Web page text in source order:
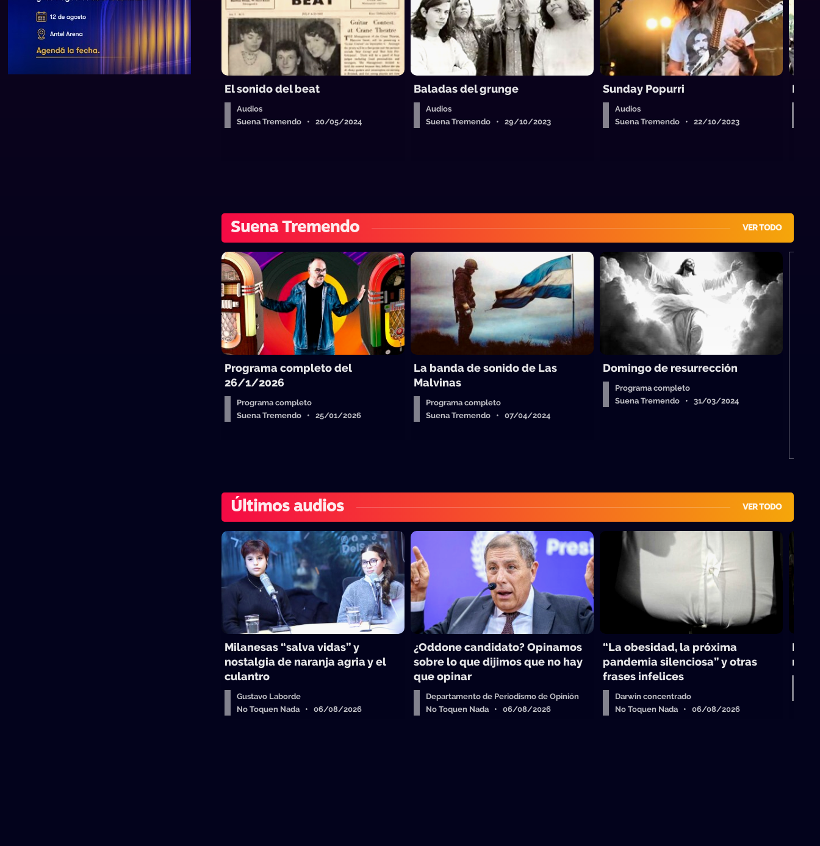
El sonido del beat
Audios
Suena Tremendo • 20/05/2024
Baladas del grunge
Audios
Suena Tremendo • 29/10/2023
Sunday Popurri
Audios
Suena Tremendo • 22/10/2023
Suena Tremendo VER TODO
Programa completo del
26/1/2026
Programa completo
Suena Tremendo • 25/01/2026
La banda de sonido de Las
Malvinas
Programa completo
Suena Tremendo • 07/04/2024
Domingo de resurrección
Programa completo
Suena Tremendo • 31/03/2024
Últimos audios VER TODO
Milanesas “salva vidas” y
nostalgia de naranja agria y el
culantro
Gustavo Laborde
No Toquen Nada • 06/08/2026
¿Oddone candidato? Opinamos
sobre lo que dijimos que no hay
que opinar
Departamento de Periodismo de Opinión
No Toquen Nada • 06/08/2026
“La obesidad, la próxima
pandemia silenciosa” y otras
frases infelices
Darwin concentrado
No Toquen Nada • 06/08/2026